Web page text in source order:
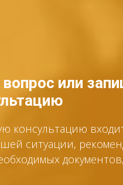
или
консультацию
ситуации,